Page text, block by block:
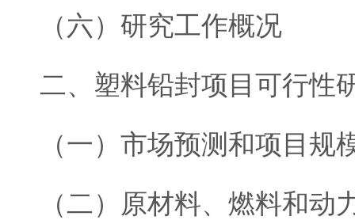
（六）研究工作概况
二、塑料铅封项目可行性
（一）市场预测和项目规
（二）原材料、燃料和动